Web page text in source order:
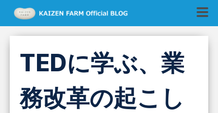
TEDに学ぶ、業
務改革の起こし